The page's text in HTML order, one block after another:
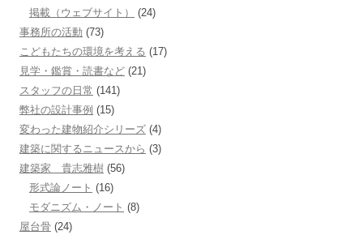
掲載（ウェブサイト）
(24)
事務所の活動 (73)
こどもたちの環境を考える (17)
見学・鑑賞・読書など (21)
スタッフの日常 (141)
弊社の設計事例 (15)
変わった建物紹介シリーズ (4)
建築に関するニュースから (3)
建築家 貴志雅樹 (56)
形式論ノート (16)
モダニズム・ノート (8)
屋台骨 (24)